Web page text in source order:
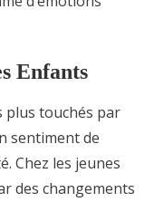
Enfants
plus touchés par
sentiment de
Chez les jeunes
des changements